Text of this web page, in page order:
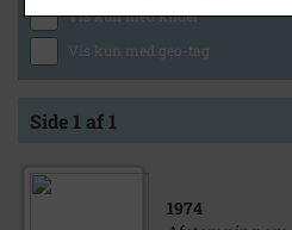
Vis kun med kilder
Vis kun med geo-tag
Side 1 af 1
1974